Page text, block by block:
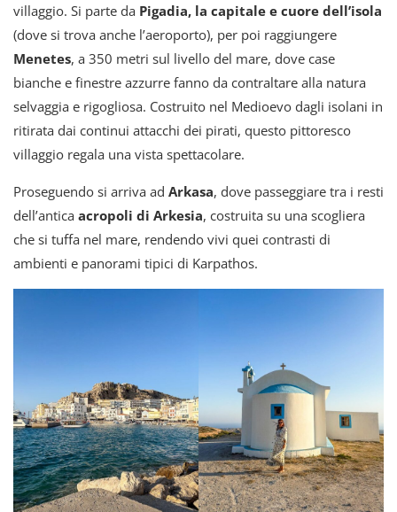
villaggio. Si parte da Pigadia, la capitale e cuore dell’isola
(dove si trova anche l’aeroporto), per poi raggiungere
Menetes, a 350 metri sul livello del mare, dove case
bianche e finestre azzurre fanno da contraltare alla natura
selvaggia e rigogliosa. Costruito nel Medioevo dagli isolani in
ritirata dai continui attacchi dei pirati, questo pittoresco
villaggio regala una vista spettacolare.
Proseguendo si arriva ad Arkasa, dove passeggiare tra i resti
dell’antica acropoli di Arkesia, costruita su una scogliera
che si tuffa nel mare, rendendo vivi quei contrasti di
ambienti e panorami tipici di Karpathos.